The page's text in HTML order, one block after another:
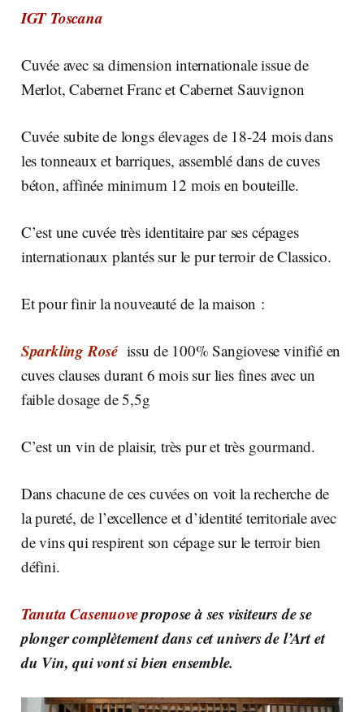
IGT Toscana
Cuvée avec sa dimension internationale issue de
Merlot, Cabernet Franc et Cabernet Sauvignon
Cuvée subite de longs élevages de 18-24 mois dans
les tonneaux et barriques, assemblé dans de cuves
béton, affinée minimum 12 mois en bouteille.
C’est une cuvée très identitaire par ses cépages
internationaux plantés sur le pur terroir de Classico.
Et pour finir la nouveauté de la maison :
Sparkling Rosé issu de 100% Sangiovese vinifié en
cuves clauses durant 6 mois sur lies fines avec un
faible dosage de 5,5g
C’est un vin de plaisir, très pur et très gourmand.
Dans chacune de ces cuvées on voit la recherche de
la pureté, de l’excellence et d’identité territoriale avec
de vins qui respirent son cépage sur le terroir bien
défini.
Tanuta Casenuovepropose à ses visiteurs de se
plonger complètement dans cet univers de l’Art et
du Vin, qui vont si bien ensemble.